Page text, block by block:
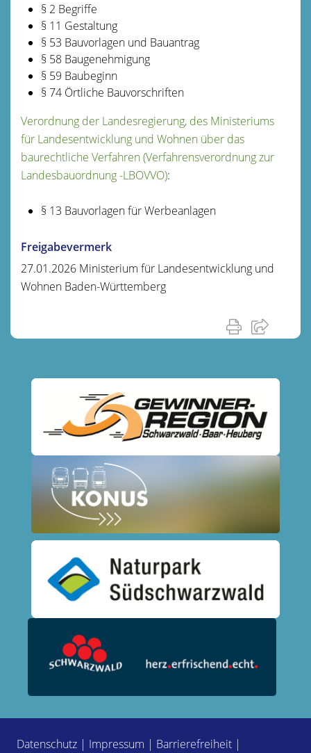
§ 2 Begriffe
§ 11 Gestaltung
§ 53 Bauvorlagen und Bauantrag
§ 58 Baugenehmigung
§ 59 Baubeginn
§ 74 Örtliche Bauvorschriften
Verordnung der Landesregierung, des Ministeriums
für Landesentwicklung und Wohnen über das
baurechtliche Verfahren (Verfahrensverordnung zur
Landesbauordnung -LBOVVO):
§ 13 Bauvorlagen für Werbeanlagen
Freigabevermerk
27.01.2026 Ministerium für Landesentwicklung und
Wohnen Baden-Württemberg
Datenschutz | Impressum | Barrierefreiheit |